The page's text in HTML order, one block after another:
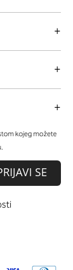
kojeg možete
SE